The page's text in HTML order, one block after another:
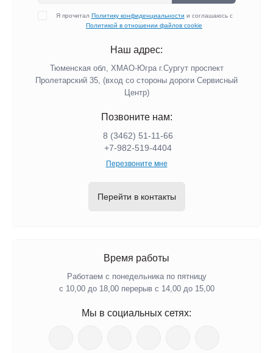
Я прочитал Политику конфиденциальности и соглашаюсь с
Политикой в отношении файлов cookie
Наш адрес:
Тюменская обл, ХМАО-Югра г.Сургут проспект
Пролетарский 35, (вход со стороны дороги Сервисный
Центр)
Позвоните нам:
8 (3462) 51-11-66
+7-982-519-4404
Перезвоните мне
Перейти в контакты
Время работы
Работаем с понедельника по пятницу
с 10,00 до 18,00 перерыв с 14,00 до 15,00
Мы в социальных сетях: